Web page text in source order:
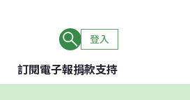
登入
訂閱電子報捐款支持